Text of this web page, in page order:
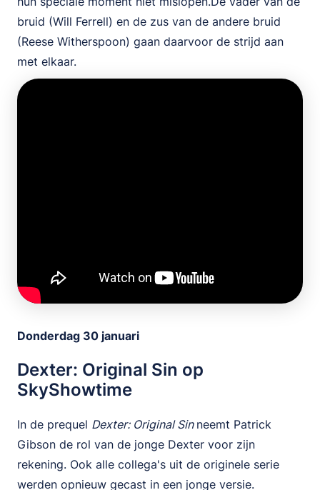
bruid (Will Ferrell) en de zus van de andere bruid
(Reese Witherspoon) gaan daarvoor de strijd aan
met elkaar.
Donderdag 30 januari
Dexter: Original Sin op
SkyShowtime
In de prequel Dexter: Original Sin neemt Patrick
Gibson de rol van de jonge Dexter voor zijn
rekening. Ook alle collega's uit de originele serie
werden opnieuw gecast in een jonge versie.